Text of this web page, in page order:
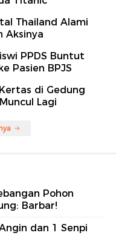
Thailand Alami
Aksinya
PPDS Buntut
Pasien BPJS
di Gedung
Lagi
Pohon
Barbar!
dan 1 Senpi